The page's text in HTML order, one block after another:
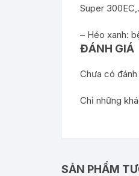
Super
– Héo xanh:
ĐÁNH GIÁ
Chưa có đánh
Chỉ những
SẢN PHẨM